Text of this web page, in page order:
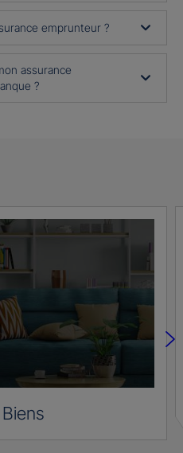
emprunteur ?
assurance
?